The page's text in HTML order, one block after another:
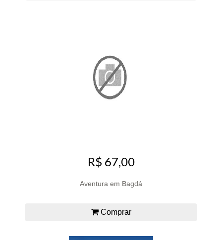
R$ 67,00
Aventura em Bagdá
Comprar